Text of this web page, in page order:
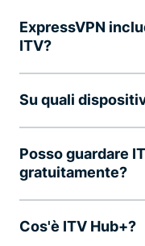
ExpressVPN
ITV?
Su quali
Posso guardare
gratuitamente?
Cos'è ITV Hub+?